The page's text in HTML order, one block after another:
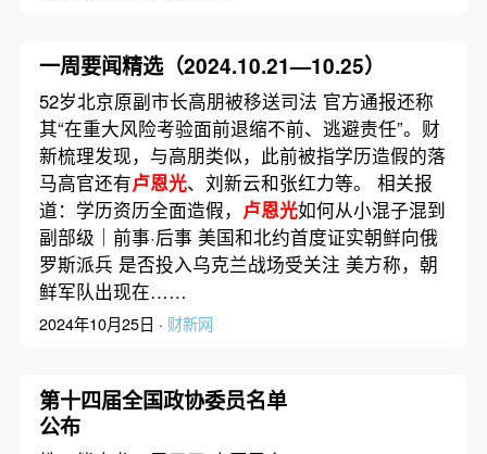
一周要闻精选（2024.10.21—10.25）
52岁北京原副市长高朋被移送司法 官方通报还称
其“在重大风险考验面前退缩不前、逃避责任”。财
新梳理发现，与高朋类似，此前被指学历造假的落
马高官还有卢恩光、刘新云和张红力等。 相关报
道：学历资历全面造假， 卢恩光如何从小混子混到
副部级｜前事·后事 美国和北约首度证实朝鲜向俄
罗斯派兵 是否投入乌克兰战场受关注 美方称，朝
鲜军队出现在……
2024年10月25日 · 财新网
第十四届全国政协委员名单
公布